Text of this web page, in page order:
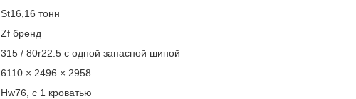
St16,16 тонн
Zf бренд
315 / 80r22.5 с одной запасной шиной
6110 × 2496 × 2958
Hw76, с 1 кроватью